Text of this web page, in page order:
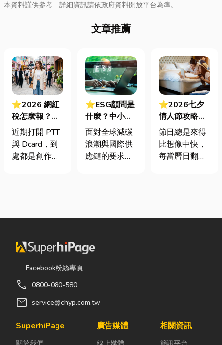
本資料謹供參考，詳細資訊請依政府資料開放平台為準。
文章推薦
⭐2026 網紅
稅怎麼報？一
篇看懂課稅門
檻、追溯年限
與合法節稅，
近期打開 PTT
與 Dcard，到
處都是創作者
紅稅」不是一
稅目，而是政
府針對網路數
位收入落實的
紅稅是指個人
或經營團隊透
（如
⭐ESG顧問是
什麼？中小企
業挑選四大永
續顧問服務的
實用指南
面對全球減碳
浪潮與國際供
應鏈的要求，
要求提供「碳
書」。這讓不
什麼？我們公
真的需要找
⭐2026七夕
情人節攻略！
七夕送什麼不
踩雷？限定甜
點哪裡買？台
節日總是來得
比想像中快，
每當曆日翻到
候？」、「七
著生活節奏加
Facebook粉絲專頁
call 0800-080-580
mail service@chyp.com.tw
SuperhiPage
關於我們
廣告媒體
線上媒體
相關資訊
簡訊平台